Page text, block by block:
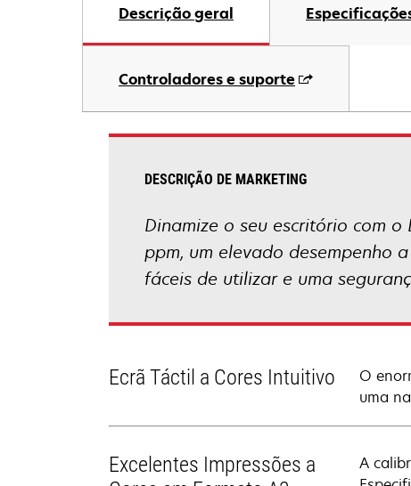
Descrição geral
Controladores e suporte
DESCRIÇÃO DE MARKETING
Dinamize o seu escritório com
ppm, um elevado desempenho
fáceis de utilizar e uma
Ecrã Táctil a Cores Intuitivo
O
uma
Excelentes Impressões a
A